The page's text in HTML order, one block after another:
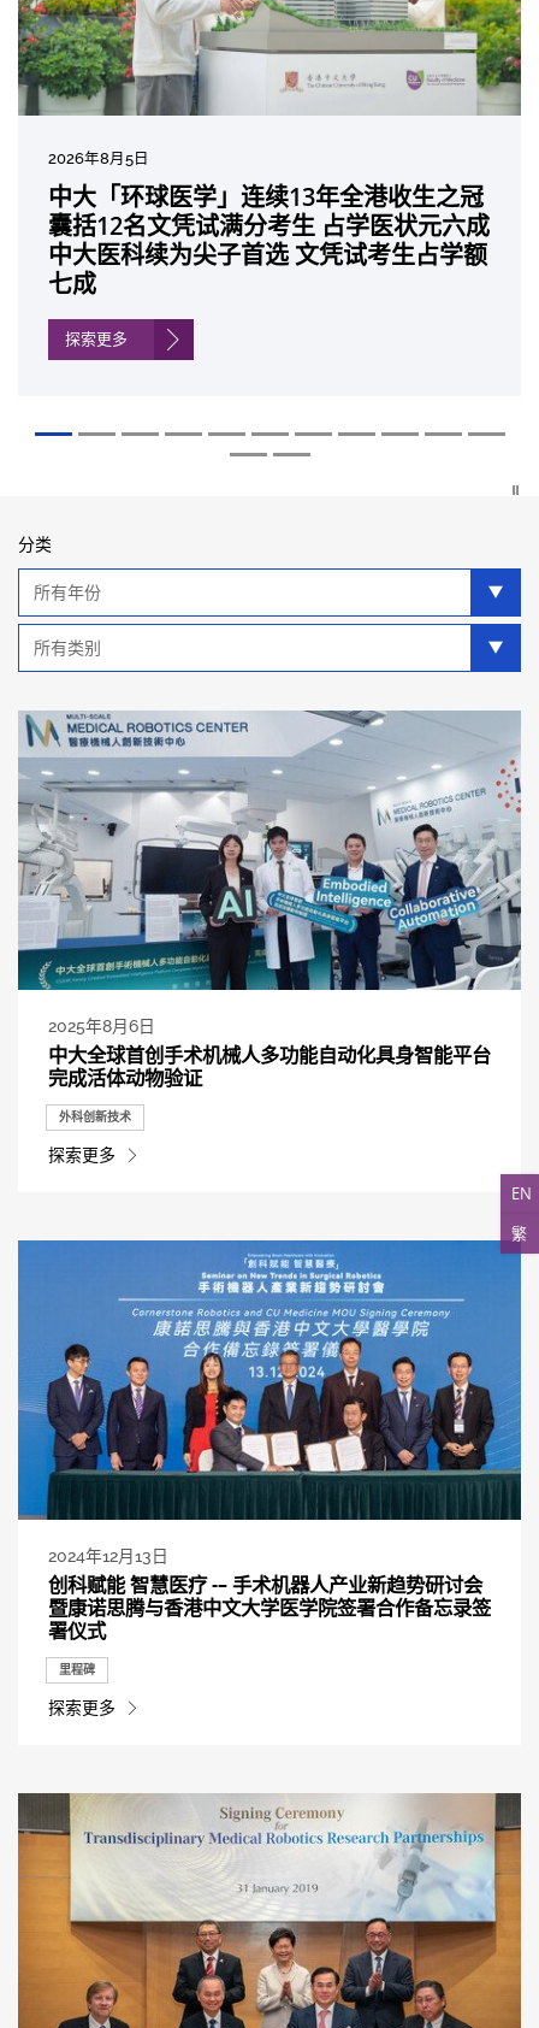
EN
繁
2026年8月5日
中大「环球医学」连续13年全港收生之冠
囊括12名文凭试满分考生 占学医状元六成
中大医科续为尖子首选 文凭试考生占学额
七成
探索更多
2026年7月10日
中大研发「AI-OCT」系统助测糖尿黄斑水
肿 假阳性转介个案锐减六成 缩短患者轮
候诊症时间
2026年7月10日
中大黄秀娟教授获颁中国工程界最高荣誉
「光华工程科技奖」 成为今届医药衞生领
域唯一香港学者
2026年7月7日
中大新设「香港中文大学凤凰奖学金」嘉
许公开试状元 鼓励学医状元走出课堂放眼
世界 装备21世纪妙手仁医
2026年6月29日
中大全新一站式PGT-Plus方案 精准辨识
传统检测中复杂基因异常「盲点」 降低人
工受孕流产及异常妊娠风险
2026年6月22日
中大发现青光眼治疗新靶点 小鼠实验证实
可恢复七成视力 有助开创崭新神经保护疗
法
2026年6月17日
中大成功拆解肝癌免疫治疗耐药性机制 揭
一种免疫细胞具「除废喂食」新功能助癌
细胞耐药性
2026年6月10日
中大与多名全球专家共同牵头跨国肺癌研
究 逾半晚期ALK阳性肺癌病人七年无恶化
因特定基因异常而引起的肺癌有望变成
「慢性病」 患者可与病共存
探索更多
2026年6月5日
中大教授陈重娥获颁「清野裕杰出领袖
奖」 成为本港首名学者荣膺亚洲糖尿病教
研最高荣誉
2026年6月2日
中大汇聚逾200位区域专家 探讨私人医疗
保险如何推动全民健康覆盖
探索更多
2026年5月19日
中大张源津医生成首位亚洲研究员 荣获国
际泌尿科权威奖项John K. Lattimer 讲座
奖
2026年5月14日
中大取得「从实验室到临床应用」研究突
破 初步证实GLP-1药物可改善严重中风康
复情况
分类
类
类
2025年8月6日
中大全球首创手术机械人多功能自动化具身智能平台
完成活体动物验证
外科创新技术
探索更多
2024年12月13日
创科赋能 智慧医疗 -– 手术机器人产业新趋势研讨会
暨康诺思腾与香港中文大学医学院签署合作备忘录签
署仪式
里程碑
探索更多